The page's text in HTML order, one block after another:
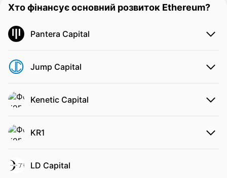
Хто фінансує основний розвиток Ethereum?
Pantera Capital
Jump Capital
Kenetic Capital
KR1
LD Capital